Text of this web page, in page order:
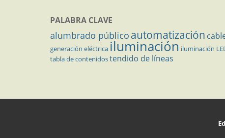
PALABRA CLAVE
alumbrado público automatización
generación eléctrica iluminación iluminación
tabla de contenidostendido de líneas